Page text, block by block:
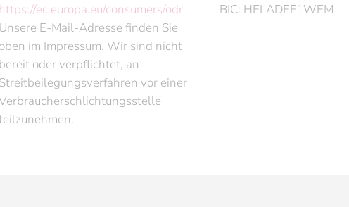
https://ec.europa.eu/consumers/odr
Unsere E-Mail-Adresse finden Sie
oben im Impressum. Wir sind nicht
bereit oder verpflichtet, an
Streitbeilegungsverfahren vor einer
BIC: HELADEF1WEM